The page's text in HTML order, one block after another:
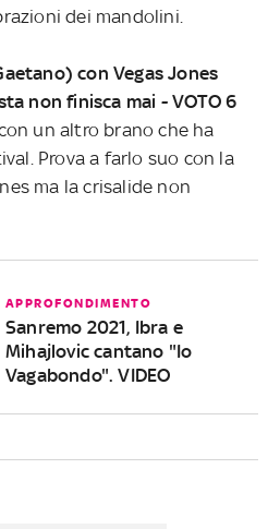
dei mandolini.
con Vegas Jones
non finisca mai - VOTO 6
un altro brano che ha
Prova a farlo suo con la
ma la crisalide non
APPROFONDIMENTO
Sanremo 2021, Ibra e
Mihajlovic cantano "Io
Vagabondo". VIDEO